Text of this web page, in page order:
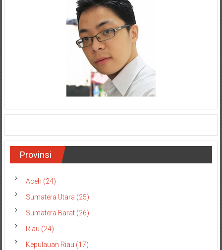
Provinsi
Aceh (24)
Sumatera Utara (25)
Sumatera Barat (26)
Riau (24)
Kepulauan Riau (17)